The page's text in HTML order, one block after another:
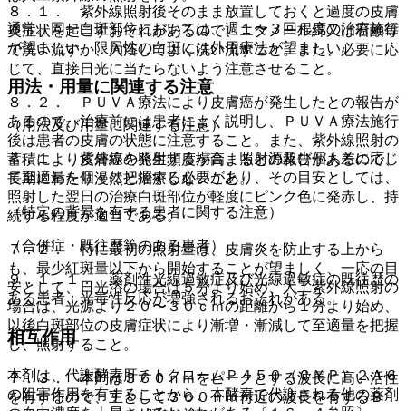
８．１． 紫外線照射後そのまま放置しておくと過度の皮膚
炎症状を起こすおそれがあるので、エタノール綿又は石鹸等
で洗い流すか、入浴してよく洗い流すこと。また、必要に応
じて、直接日光に当たらないよう注意させること。
８．２． ＰＵＶＡ療法により皮膚癌が発生したとの報告が
あるので、治療前には患者によく説明し、ＰＵＶＡ療法施行
後は患者の皮膚の状態に注意すること。また、紫外線照射の
蓄積により皮膚癌の発生頻度が高まるとの報告があるので、
長期にわたり漫然と治療しないこと。
（特定の背景を有する患者に関する注意）
（合併症・既往歴等のある患者）
９．１．１． 薬剤性光線過敏症及び光線過敏症の既往歴の
ある患者：光毒性反応が増強されるおそれがある。
相互作用
本剤は、代謝酵素肝チトクロームＰ４５０（ＣＹＰ）２Ａ６
の阻害作用を有することから、本酵素で代謝される他の薬剤
通常、同一白斑部位においては、週１〜３回程度の治療施行
が望ましい。限局性の白斑には外用療法が望ましい。
用法・用量に関連する注意
（用法及び用量に関連する注意）
７．１． 紫外線を照射する場合、照射源及び個人差に応じ
て至適量を個々に把握する必要があり、その目安としては、
照射した翌日の治療白斑部位が軽度にピンク色に発赤し、持
続する程度が適当である。
７．２． 特に最初の照射量は、皮膚炎を防止する上から
も、最少紅斑量以下から開始することが望ましく、一応の目
安として、日光浴の場合は５分より始め、人工紫外線照射の
場合は、光源より２０〜３０ｃｍの距離から１分より始め、
以後白斑部位の皮膚症状により漸増・漸減して至適量を把握
し、照射すること。
７．３． 本剤は３６０ｎｍをピークとする波長に高い活性
を有するので、主として３６０ｎｍ付近の波長を有するＢｌ